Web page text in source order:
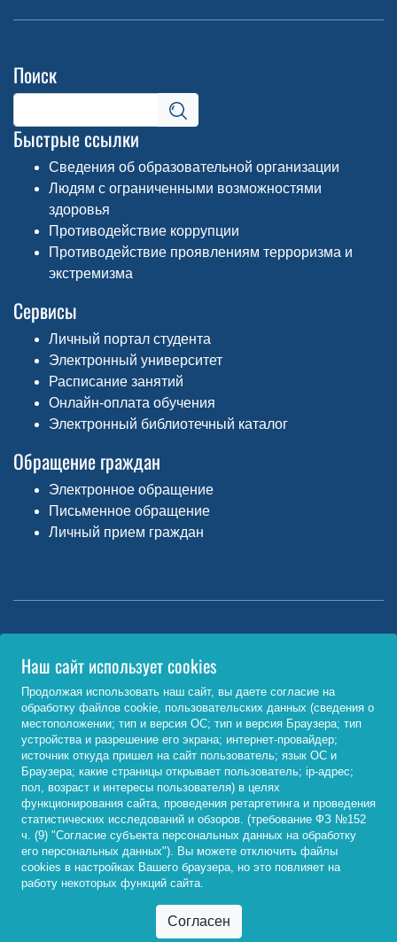
Поиск
Быстрые ссылки
Сведения об образовательной организации
Людям с ограниченными возможностями
здоровья
Противодействие коррупции
Противодействие проявлениям терроризма и
экстремизма
Сервисы
Личный портал студента
Электронный университет
Расписание занятий
Онлайн-оплата обучения
Электронный библиотечный каталог
Обращение граждан
Электронное обращение
Письменное обращение
Личный прием граждан
Министерство науки и высшего образования РФ
http://www.minobrnauki.gov.ru/
Министерство просвещения РФ
https://edu.gov.ru/
Федеральный портал «Российское образование»
http://www.edu.ru/
© 2026, ФГБОУ ВО «Байкальский государственный
университет»
Наш сайт использует cookies
Продолжая использовать наш сайт, вы даете согласие на
обработку файлов cookie, пользовательских данных (сведения о
местоположении; тип и версия ОС; тип и версия Браузера; тип
устройства и разрешение его экрана; интернет-провайдер;
источник откуда пришел на сайт пользователь; язык ОС и
Браузера; какие страницы открывает пользователь; ip-адрес;
пол, возраст и интересы пользователя) в целях
функционирования сайта, проведения ретаргетинга и проведения
статистических исследований и обзоров. (требование ФЗ №152
ч. (9) "Согласие субъекта персональных данных на обработку
его персональных данных"). Вы можете отключить файлы
cookies в настройках Вашего браузера, но это повлияет на
работу некоторых функций сайта.